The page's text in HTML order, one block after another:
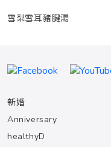
雪梨雪耳豬腱湯
新婚
Anniversary
healthyD